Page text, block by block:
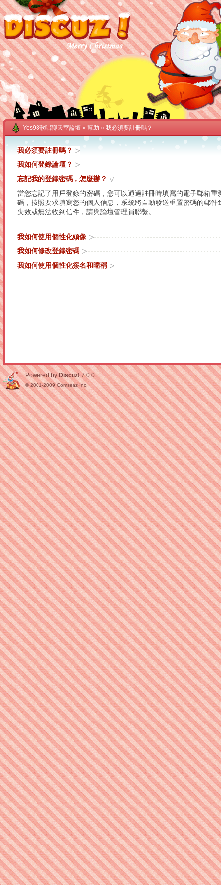
Yes98歌唱聊天室論壇 » 幫助 » 我必須要註冊嗎？
我必須要註冊嗎？
我如何登錄論壇？
忘記我的登錄密碼，怎麼辦？
當您忘記了用戶登錄的密碼，您可以通過註冊時填寫的電子郵箱
碼 ，按照要求填寫您的個人信息，系統將自動發送重置密碼的郵
失效或無法收到信件，請與論壇管理員聯繫。
我如何使用個性化頭像
我如何修改登錄密碼
我如何使用個性化簽名和暱稱
Powered byDiscuz! 7.0.0
© 2001-2009Comsenz Inc.